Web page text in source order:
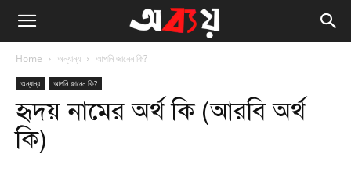
Home অন্যান্য আপনি জানেন কি?
অন্যান্য আপনি জানেন কি?
হৃদয় নামের অর্থ কি (আরবি অর্থ
কি)